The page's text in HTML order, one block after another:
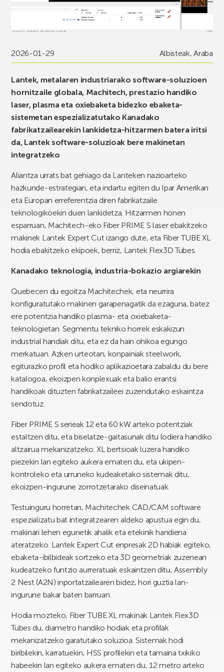
2026-01-29 Albisteak,Araba
Lantek, metalaren industriarako software-soluzioen
hornitzaile globala, Machitech, prestazio handiko
laser, plasma eta oxiebaketa bidezko ebaketa-
sistemetan espezializatutako Kanadako
fabrikatzailearekin lankidetza-hitzarmen batera iritsi
da, Lantek software-soluzioak bere makinetan
integratzeko
Aliantza urrats bat gehiago da Lanteken nazioarteko
hazkunde-estrategian, eta indartu egiten du Ipar Amerikan
eta Europan erreferentzia diren fabrikatzaile
teknologikoekin duen lankidetza. Hitzarmen honen
esparruan, Machitech-eko Fiber PRIME S laser ebakitzeko
makinek Lantek Expert Cut izango dute, eta Fiber TUBE XL
hodia ebakitzeko ekipoek, berriz, Lantek Flex3D Tubes.
Kanadako teknologia, industria-bokazio argiarekin
Quebecen du egoitza Machitechek, eta neurrira
konfiguratutako makinen garapenagatik da ezaguna, batez
ere potentzia handiko plasma- eta oxiebaketa-
teknologietan. Segmentu tekniko horrek eskakizun
industrial handiak ditu, eta ez da hain ohikoa egungo
merkatuan. Azken urteotan, konpainiak steelwork,
egiturazko profil eta hodiko aplikazioetara zabaldu du bere
katalogoa, ekoizpen konplexuak eta balio erantsi
handikoak dituzten fabrikatzaileei zuzendutako eskaintza
sendotuz.
Fiber PRIME S serieak 12 eta 60 kW arteko potentziak
estaltzen ditu, eta biselatze-gaitasunak ditu lodiera handiko
altzairua mekanizatzeko. XL bertsioak luzera handiko
piezekin lan egiteko aukera ematen du, eta ukipen-
kontroleko eta urruneko kudeaketako sistemak ditu,
ekoizpen-ingurune zorrotzetarako diseinatuak.
Testuinguru horretan, Machitechek CAD/CAM software
espezializatu bat integratzearen aldeko apustua egin du,
makinari lehen egunetik ahalik eta etekinik handiena
ateratzeko. Lantek Expert Cut enpresak 2D habiak egiteko,
ebaketa-ibilbideak sortzeko eta 3D geometriak zuzenean
kudeatzeko funtzio aurreratuak eskaintzen ditu, Assembly
2 Nest (A2N) inportatzailearen bidez, hori guztia lan-
ingurune bakar baten barruan.
Hodia mozteko, Fiber TUBE XL makinak Lantek Flex3D
Tubes du, diametro handiko hodiak eta profilak
mekanizatzeko garatutako soluzioa. Sistemak hodi
biribilekin, karratuekin, HSS profilekin eta tamaina txikiko
habeekin lan egiteko aukera ematen du, 12 metro arteko